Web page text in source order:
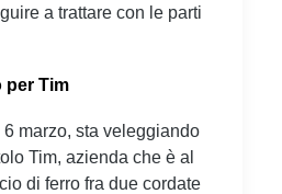
a trattare con le parti
per Tim
marzo, sta veleggiando
Tim, azienda che è al
di ferro fra due cordate